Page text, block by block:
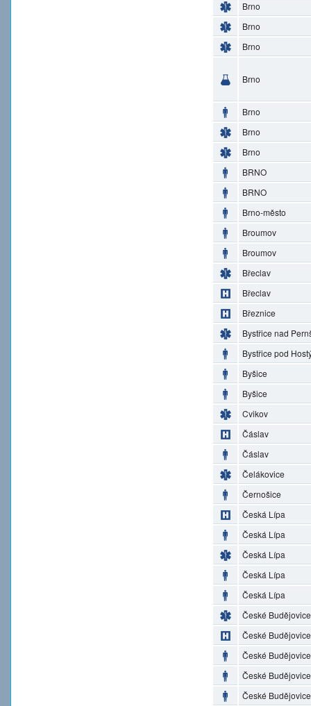
Brno
Brno
Brno
Brno
Brno
Brno
Brno
BRNO
BRNO
Brno-město
Broumov
Broumov
Břeclav
Břeclav
Březnice
Bystřice nad
Bystřice pod
Byšice
Byšice
Cvikov
Čáslav
Čáslav
Čelákovice
Černošice
Česká Lípa
Česká Lípa
Česká Lípa
Česká Lípa
Česká Lípa
České Budějovice
České Budějovice
České Budějovice
České Budějovice
České Budějovice